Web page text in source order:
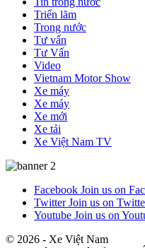
Triển lãm
Trong nước
Tư vấn
Tư Vấn
Video
Vietnam Motor Show
Xe máy
Xe máy
Xe mới
Xe tải
Xe Việt Nam TV
Facebook Join us on
Twitter Join us on
Youtube Join us on
© 2026 - Xe Việt Nam